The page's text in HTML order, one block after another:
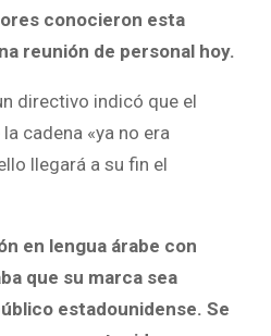
conocieron esta
reunión de personal hoy.
directivo indicó que el
cadena «ya no era
llegará a su fin el
en lengua árabe con
que su marca sea
estadounidense. Se